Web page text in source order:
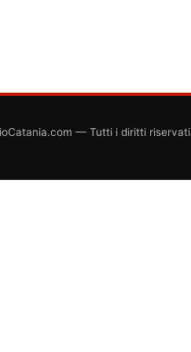
— Tutti i diritti riservati